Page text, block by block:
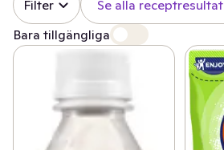
Filter
Se alla receptresultat
Bara tillgängliga